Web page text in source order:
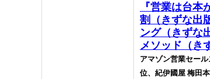
『営業は台本
割（きずな出
ング（きずな
メソッド（き
アマゾン営業セー
位、紀伊國屋 梅田